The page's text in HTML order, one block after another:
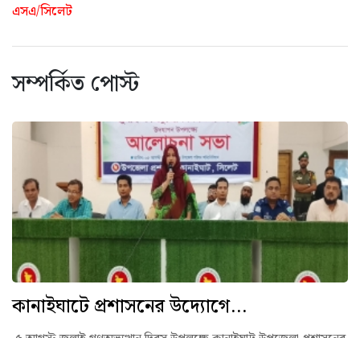
এসএ/সিলেট
সম্পর্কিত পোস্ট
কানাইঘাটে প্রশাসনের উদ্যোগে...